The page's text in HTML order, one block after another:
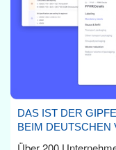
DAS IST DER
BEIM DEUTSCHEN